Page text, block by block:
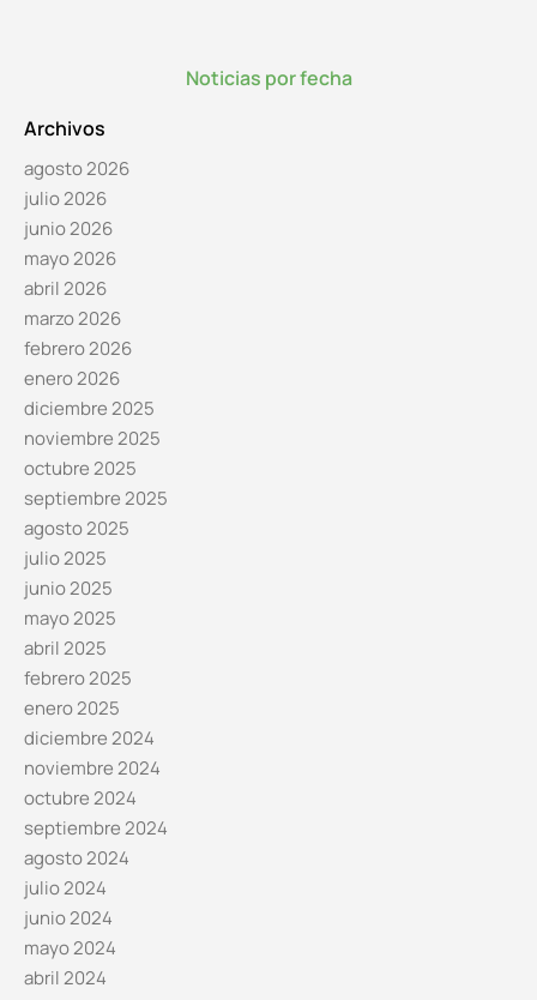
Noticias por fecha
Archivos
agosto 2026
julio 2026
junio 2026
mayo 2026
abril 2026
marzo 2026
febrero 2026
enero 2026
diciembre 2025
noviembre 2025
octubre 2025
septiembre 2025
agosto 2025
julio 2025
junio 2025
mayo 2025
abril 2025
febrero 2025
enero 2025
diciembre 2024
noviembre 2024
octubre 2024
septiembre 2024
agosto 2024
julio 2024
junio 2024
mayo 2024
abril 2024